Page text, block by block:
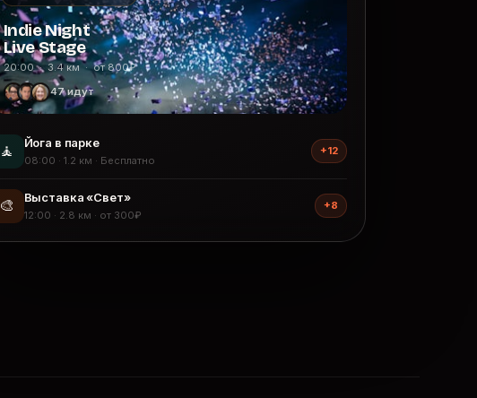
Indie Night
Live Stage
20:00 · 3.4 км · от 800₽
47 идут
🧘 Йога в парке
08:00 · 1.2 км · Бесплатно
+12
🎨 Выставка «Свет»
12:00 · 2.8 км · от 300₽
+8